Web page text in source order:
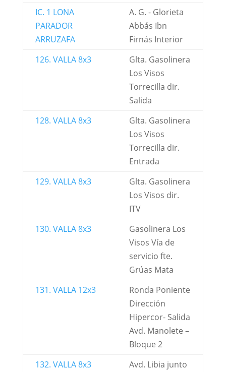
IC. 1 LONA
PARADOR
ARRUZAFA
A. G. - Glorieta
Abbás Ibn
Firnás Interior
126. VALLA 8x3
Glta. Gasolinera
Los Visos
Torrecilla dir.
Salida
128. VALLA 8x3
Glta. Gasolinera
Los Visos
Torrecilla dir.
Entrada
129. VALLA 8x3
Glta. Gasolinera
Los Visos dir.
ITV
130. VALLA 8x3
Gasolinera Los
Visos Vía de
servicio fte.
Grúas Mata
131. VALLA 12x3
Ronda Poniente
Dirección
Hipercor- Salida
Avd. Manolete –
Bloque 2
132. VALLA 8x3
Avd. Libia junto